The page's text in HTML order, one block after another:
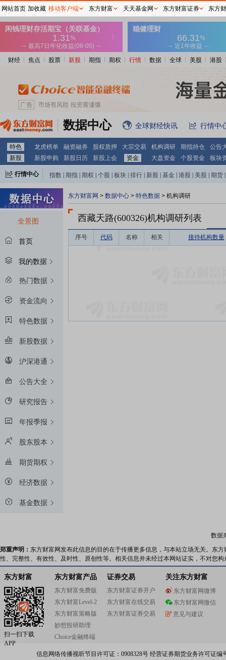
财经 焦点 股票 新股 期指 期权 行情 数据 全球 美股 港股
数据中心 全球财经快讯 行情中
特色 龙虎榜单 融资融券 股权质押 大宗交易 机构调研 期指持仓
公告
新股
新股申购 新股日历 新股上会 资金 大盘资金 个股资金 板块
行情中心 指数 期指 期权 个股 板块 排行 新股 基金 港股 美股 期货
全景图
首页
我的数据
热门数据
资金流向
特色数据
新股数据
沪深港通
公告大全
研究报告
年报季报
股东股本
期货期权
经济数据
基金数据
东方财富网 > 数据中心 > 特色数据 > 机构调研
西藏天路(600326)机构调研列表
序号 代码 名称 相关 接待机构数量
数据
郑重声明： 东方财富网发布此信息的目的在于传播更多信息，与本站立场无关。东
性、完整性、有效性、及时性、原创性等。相关信息并未经过本网站证实，不对您
东方财富
扫一扫下载
APP
东方财富产品
东方财富免费版
东方财富Level-2
东方财富策略版
妙想投研助理
Choice金融终端
证券交易
东方财富证券开户
东方财富在线交易
东方财富证券交易
关注东方财富
东方财富网微博
东方财富网微信
意见与建议
信息网络传播视听节目许可证：0908328号 经营证券期货业务许可证编
网站首页 加收藏 移动客户端 东方财富 天天基金网 东方财富证券 东方